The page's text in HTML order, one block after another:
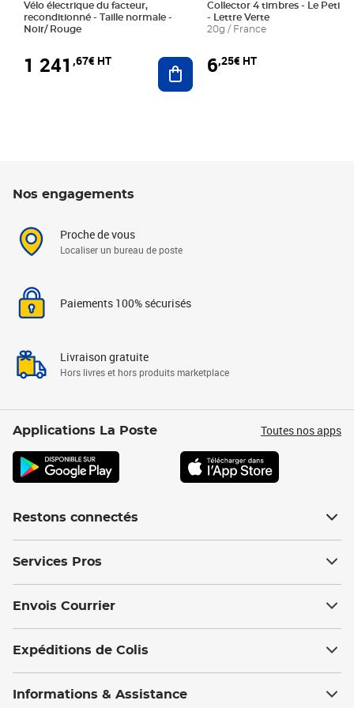
Vélo électrique du facteur,
reconditionné - Taille normale -
Noir/ Rouge
1 241 ,67€ HT Ajouter au panier
Collector 4 timbres - Le Petit
- Lettre Verte
20g / France
6,25€ HT
Nos engagements
Proche de vous
Localiser un bureau de poste
Paiements 100% sécurisés
Livraison gratuite
Hors livres et hors produits marketplace
Applications La Poste Toutes nos apps
Restons connectés
Services Pros
Envois Courrier
Expéditions de Colis
Informations & Assistance